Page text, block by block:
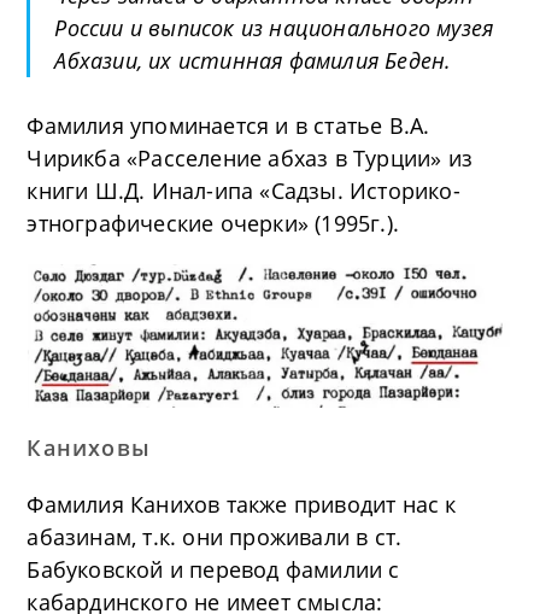
России и выписок из национального музея
Абхазии, их истинная фамилия Беден.
Фамилия упоминается и в статье В.А.
Чирикба «Расселение абхаз в Турции» из
книги Ш.Д. Инал-ипа «Садзы. Историко-
этнографические очерки» (1995г.).
Каниховы
Фамилия Канихов также приводит нас к
абазинам, т.к. они проживали в ст.
Бабуковской и перевод фамилии с
кабардинского не имеет смысла: